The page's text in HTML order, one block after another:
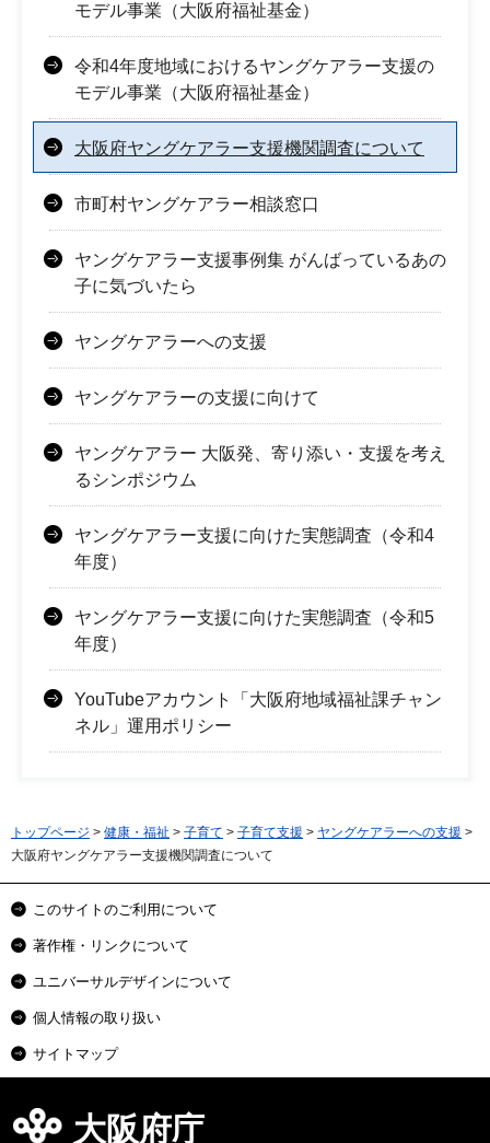
モデル事業（大阪府福祉基金）
令和4年度地域におけるヤングケアラー支援の
モデル事業（大阪府福祉基金）
大阪府ヤングケアラー支援機関調査について
市町村ヤングケアラー相談窓口
ヤングケアラー支援事例集 がんばっているあの
子に気づいたら
ヤングケアラーへの支援
ヤングケアラーの支援に向けて
ヤングケアラー 大阪発、寄り添い・支援を考え
るシンポジウム
ヤングケアラー支援に向けた実態調査（令和4
年度）
ヤングケアラー支援に向けた実態調査（令和5
年度）
YouTubeアカウント「大阪府地域福祉課チャン
ネル」運用ポリシー
トップページ > 健康・福祉 > 子育て > 子育て支援 > ヤングケアラーへの支援 >
大阪府ヤングケアラー支援機関調査について
このサイトのご利用について
著作権・リンクについて
ユニバーサルデザインについて
個人情報の取り扱い
サイトマップ
大阪府庁